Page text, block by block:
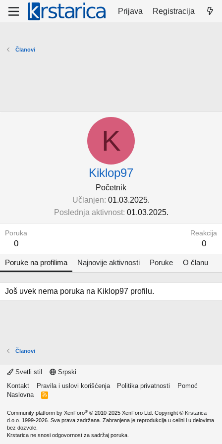
Prijava Registracija
Članovi
K
Kiklop97
Početnik
Učlanjen 01.03.2025.
Poslednja aktivnost 01.03.2025.
Poruka
0
Reakcija
0
Poruke na profilima Najnovije aktivnosti Poruke O članu
Još uvek nema poruka na Kiklop97 profilu.
Članovi
Svetli stil
Srpski
Kontakt
Pravila i uslovi korišćenja Politika privatnosti
Pomoć
Naslovna
R
Community platform by XenForo® © 2010-2025 XenForo Ltd. Copyright © Krstarica
d.o.o. 1999-2026. Sva prava zadržana. Zabranjena je reprodukcija u celini i u delovima
bez dozvole.
Krstarica ne snosi odgovornost za sadržaj poruka.